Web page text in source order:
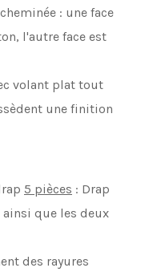
: une face
l'autre face est
volant plat tout
une finition
5 pièces : Drap
que les deux
des rayures